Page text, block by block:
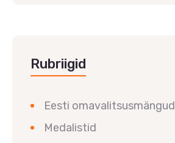
Rubriigid
Eesti omavalitsusmängud
Medalistid